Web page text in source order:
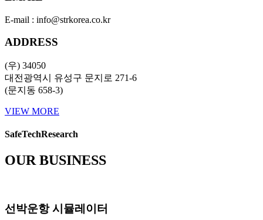
E-mail : info@strkorea.co.kr​
ADDRESS
(우) 34050
대전광역시 유성구 문지로 271-6
(문지동 658-3)
VIEW MORE
SafeTechResearch
OUR BUSINESS
선박운항 시뮬레이터